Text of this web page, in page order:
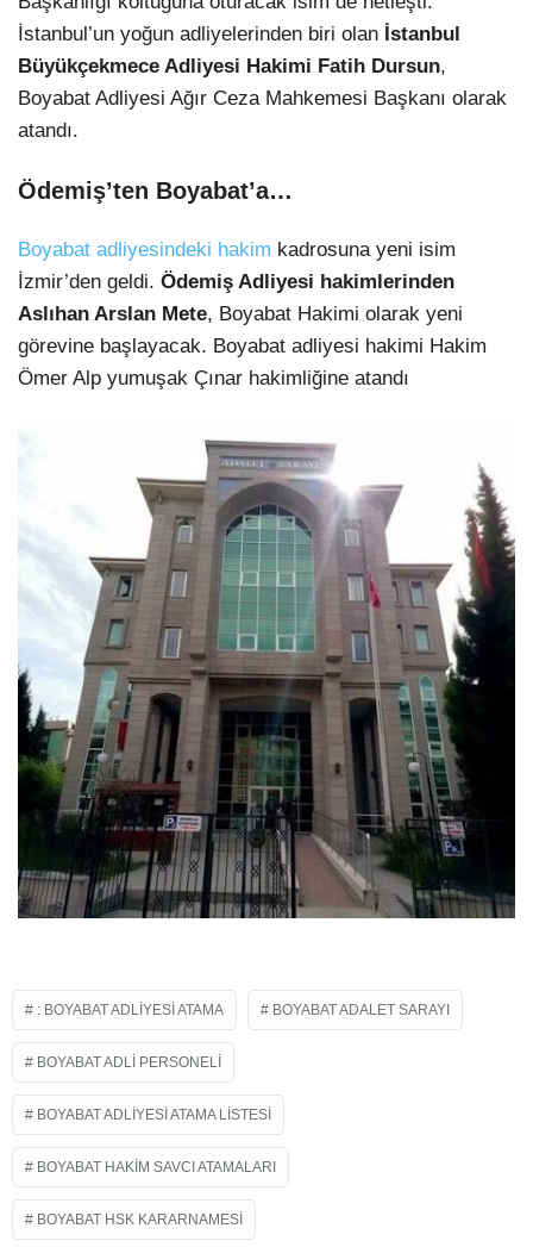
İstanbul’un yoğun adliyelerinden biri olan İstanbul
Büyükçekmece Adliyesi Hakimi Fatih Dursun,
Boyabat Adliyesi Ağır Ceza Mahkemesi Başkanı olarak
atandı.
Ödemiş’ten Boyabat’a…
Boyabat adliyesindeki hakim kadrosuna yeni isim
İzmir’den geldi. Ödemiş Adliyesi hakimlerinden
Aslıhan Arslan Mete, Boyabat Hakimi olarak yeni
görevine başlayacak. Boyabat adliyesi hakimi Hakim
Ömer Alp yumuşak Çınar hakimliğine atandı
: BOYABAT ADLIYESI ATAMA BOYABAT ADALET SARAYI
BOYABAT ADLI PERSONELI
BOYABAT ADLIYESI ATAMA LISTESI
BOYABAT HAKIM SAVCI ATAMALARI
BOYABAT HSK KARARNAMESI